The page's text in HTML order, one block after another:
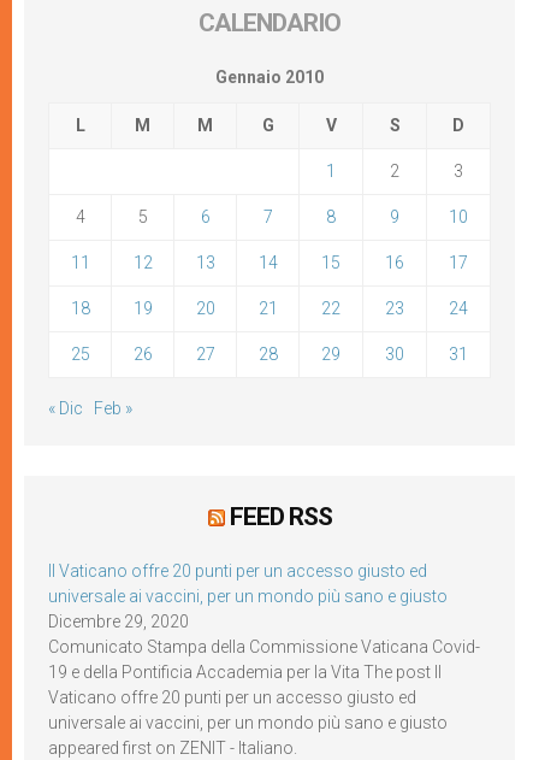
CALENDARIO
Gennaio 2010
L M M G V S D
1 2 3
4 5 6 7 8 9 10
11 12 13 14 15 16 17
18 19 20 21 22 23 24
25 26 27 28 29 30 31
« Dic Feb »
FEED RSS
Il Vaticano offre 20 punti per un accesso giusto ed
universale ai vaccini, per un mondo più sano e giusto
Dicembre 29, 2020
Comunicato Stampa della Commissione Vaticana Covid-
19 e della Pontificia Accademia per la Vita The post Il
Vaticano offre 20 punti per un accesso giusto ed
universale ai vaccini, per un mondo più sano e giusto
appeared first on ZENIT - Italiano.